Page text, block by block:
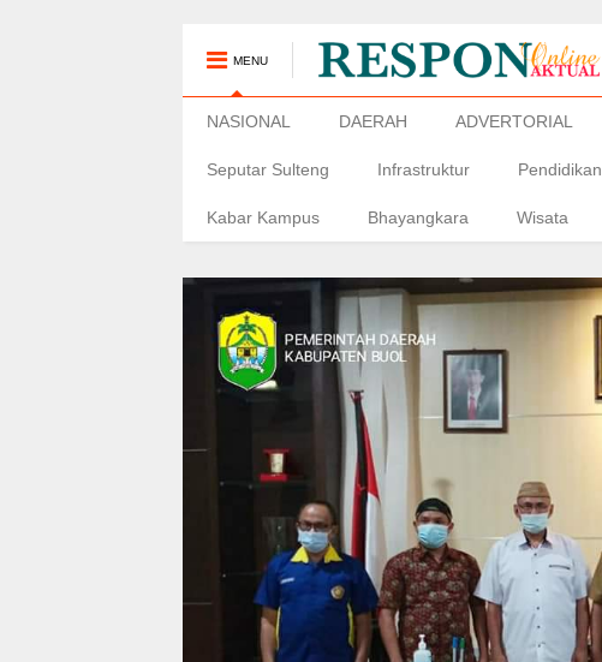
MENU
NASIONAL DAERAH ADVERTORIAL
Seputar Sulteng Infrastruktur Pendidikan
Kabar Kampus Bhayangkara Wisata